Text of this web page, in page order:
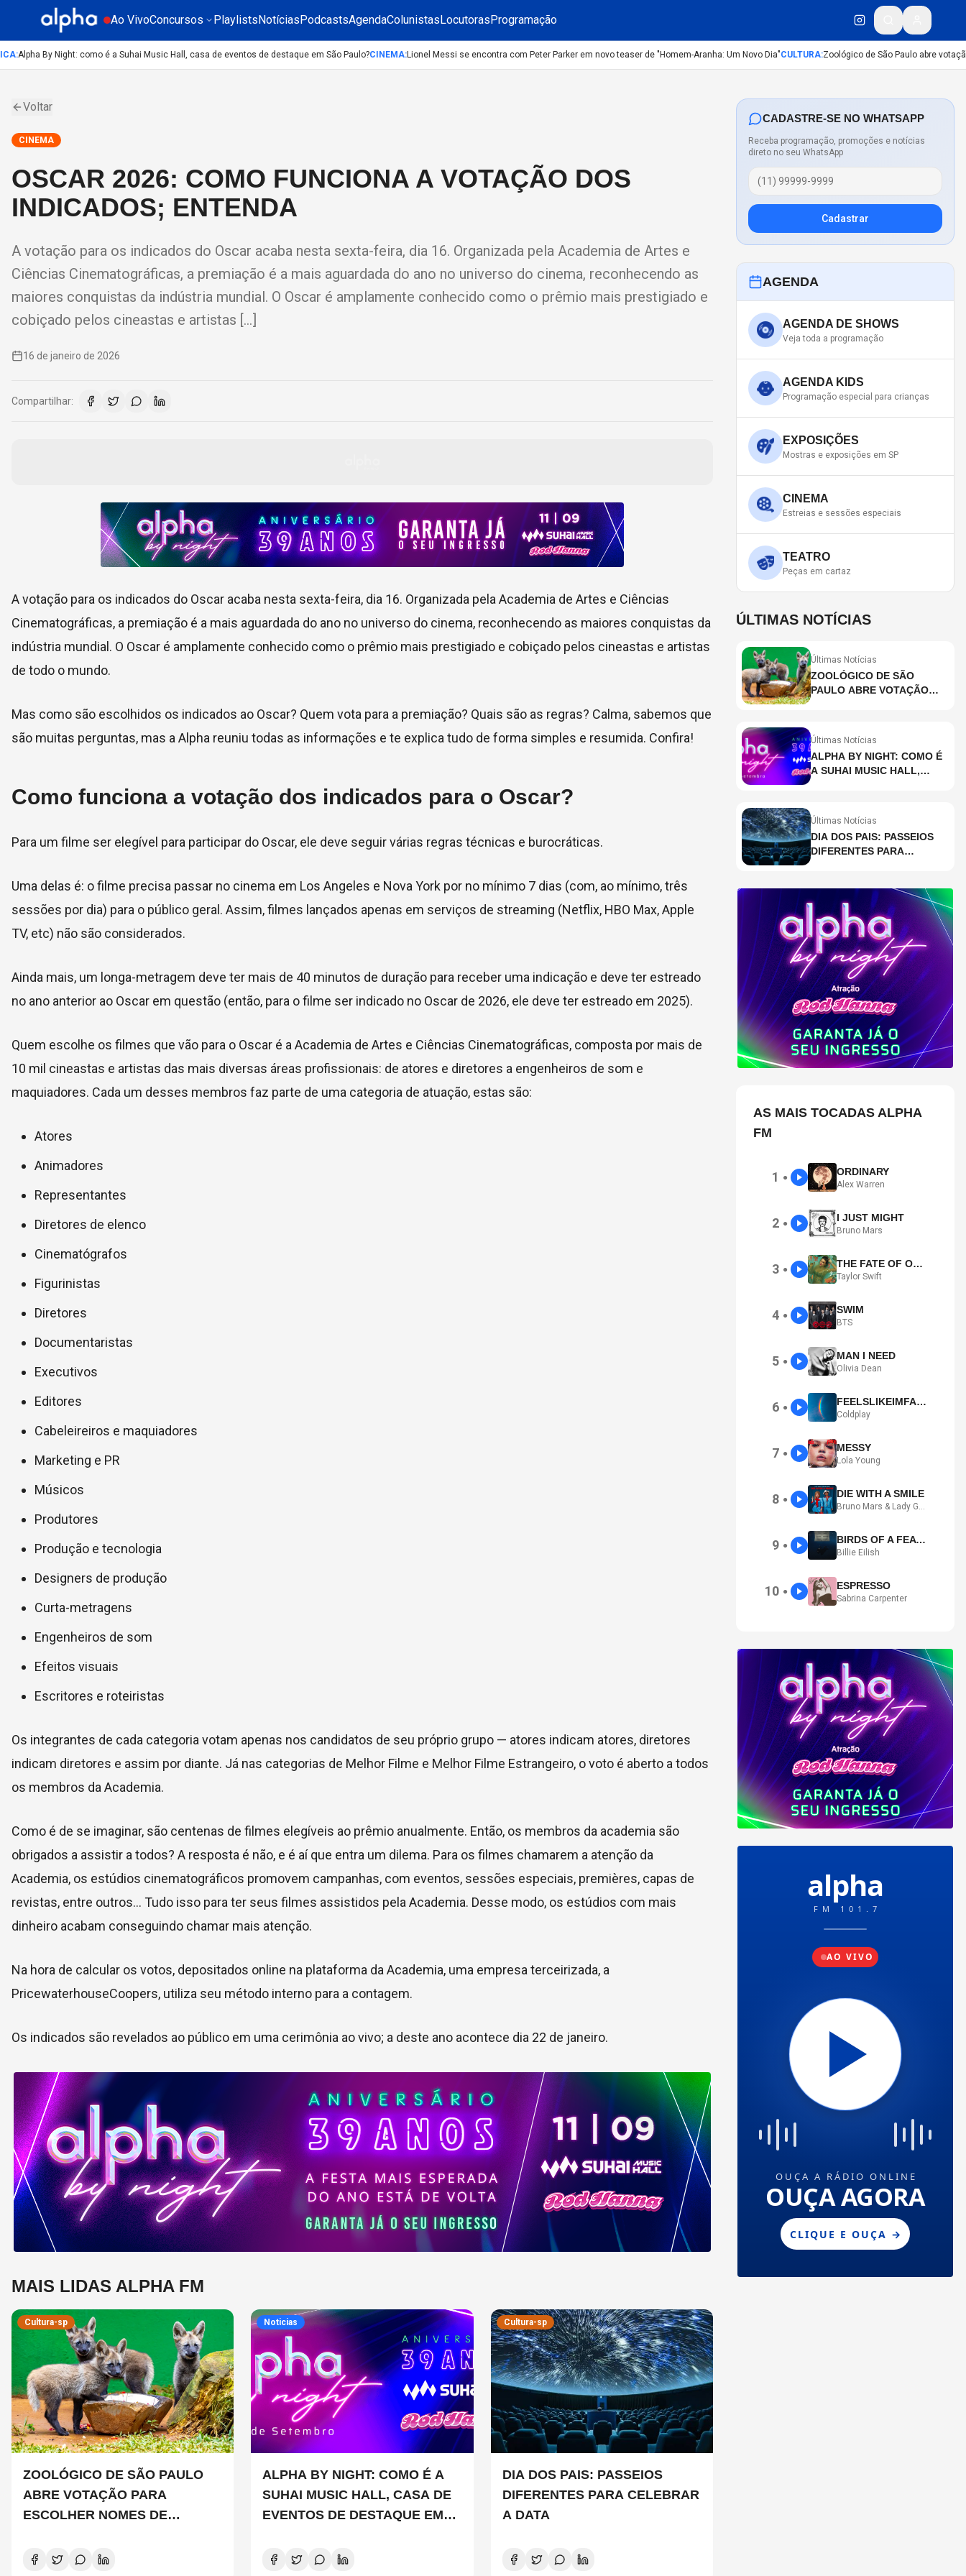
Ao VivoConcursos PlaylistsNotíciasPodcastsAgendaColunistasLocutorasProgramação
:Alpha By Night: como é a Suhai Music Hall, casa de eventos de destaque em São Paulo?CINEMA:Lionel Messi se encontra com Peter Parker em novo teaser de "Homem-Aranha: Um Novo Dia"CULTURA:Zoológico de São Paulo abre votação
Voltar
CINEMA
OSCAR 2026: COMO FUNCIONA A VOTAÇÃO DOS
INDICADOS; ENTENDA
A votação para os indicados do Oscar acaba nesta sexta-feira, dia 16. Organizada pela Academia de Artes e
Ciências Cinematográficas, a premiação é a mais aguardada do ano no universo do cinema, reconhecendo as
maiores conquistas da indústria mundial. O Oscar é amplamente conhecido como o prêmio mais prestigiado e
cobiçado pelos cineastas e artistas […]
16 de janeiro de 2026
Compartilhar:
A votação para os indicados do Oscar acaba nesta sexta-feira, dia 16. Organizada pela Academia de Artes e Ciências
Cinematográficas, a premiação é a mais aguardada do ano no universo do cinema, reconhecendo as maiores conquistas da
indústria mundial. O Oscar é amplamente conhecido como o prêmio mais prestigiado e cobiçado pelos cineastas e artistas
de todo o mundo.
Mas como são escolhidos os indicados ao Oscar? Quem vota para a premiação? Quais são as regras? Calma, sabemos que
são muitas perguntas, mas a Alpha reuniu todas as informações e te explica tudo de forma simples e resumida. Confira!
Como funciona a votação dos indicados para o Oscar?
Para um filme ser elegível para participar do Oscar, ele deve seguir várias regras técnicas e burocráticas.
Uma delas é: o filme precisa passar no cinema em Los Angeles e Nova York por no mínimo 7 dias (com, ao mínimo, três
sessões por dia) para o público geral. Assim, filmes lançados apenas em serviços de streaming (Netflix, HBO Max, Apple
TV, etc) não são considerados.
Ainda mais, um longa-metragem deve ter mais de 40 minutos de duração para receber uma indicação e deve ter estreado
no ano anterior ao Oscar em questão (então, para o filme ser indicado no Oscar de 2026, ele deve ter estreado em 2025).
Quem escolhe os filmes que vão para o Oscar é a Academia de Artes e Ciências Cinematográficas, composta por mais de
10 mil cineastas e artistas das mais diversas áreas profissionais: de atores e diretores a engenheiros de som e
maquiadores. Cada um desses membros faz parte de uma categoria de atuação, estas são:
Atores
Animadores
Representantes
Diretores de elenco
Cinematógrafos
Figurinistas
Diretores
Documentaristas
Executivos
Editores
Cabeleireiros e maquiadores
Marketing e PR
Músicos
Produtores
Produção e tecnologia
Designers de produção
Curta-metragens
Engenheiros de som
Efeitos visuais
Escritores e roteiristas
Os integrantes de cada categoria votam apenas nos candidatos de seu próprio grupo — atores indicam atores, diretores
indicam diretores e assim por diante. Já nas categorias de Melhor Filme e Melhor Filme Estrangeiro, o voto é aberto a todos
os membros da Academia.
Como é de se imaginar, são centenas de filmes elegíveis ao prêmio anualmente. Então, os membros da academia são
obrigados a assistir a todos? A resposta é não, e é aí que entra um dilema. Para os filmes chamarem a atenção da
Academia, os estúdios cinematográficos promovem campanhas, com eventos, sessões especiais, premières, capas de
revistas, entre outros… Tudo isso para ter seus filmes assistidos pela Academia. Desse modo, os estúdios com mais
dinheiro acabam conseguindo chamar mais atenção.
Na hora de calcular os votos, depositados online na plataforma da Academia, uma empresa terceirizada, a
PricewaterhouseCoopers, utiliza seu método interno para a contagem.
Os indicados são revelados ao público em uma cerimônia ao vivo; a deste ano acontece dia 22 de janeiro.
MAIS LIDAS ALPHA FM
Cultura-sp
ZOOLÓGICO DE SÃO PAULO
ABRE VOTAÇÃO PARA
ESCOLHER NOMES DE
Noticias
ALPHA BY NIGHT: COMO É A
SUHAI MUSIC HALL, CASA DE
EVENTOS DE DESTAQUE EM
Cultura-sp
DIA DOS PAIS: PASSEIOS
DIFERENTES PARA CELEBRAR
A DATA
CADASTRE-SE NO WHATSAPP
Receba programação, promoções e notícias
direto no seu WhatsApp
Cadastrar
AGENDA
AGENDA DE SHOWS
Veja toda a programação
AGENDA KIDS
Programação especial para crianças
EXPOSIÇÕES
Mostras e exposições em SP
CINEMA
Estreias e sessões especiais
TEATRO
Peças em cartaz
ÚLTIMAS NOTÍCIAS
Últimas Notícias
ZOOLÓGICO DE SÃO
PAULO ABRE VOTAÇÃO
GUARÁ
Últimas Notícias
ALPHA BY NIGHT: COMO É
A SUHAI MUSIC HALL,
PAULO?
Últimas Notícias
DIA DOS PAIS: PASSEIOS
DIFERENTES PARA
AS MAIS TOCADAS ALPHA
FM
1 ● ORDINARY
Alex Warren
2 ● I JUST MIGHT
Bruno Mars
3 ● THE FATE OF OPHELIA
Taylor Swift
4 ● SWIM
BTS
5 ● MAN I NEED
Olivia Dean
6 ● FEELSLIKEIMFALLINGINLOVE
Coldplay
7 ● MESSY
Lola Young
8 ● DIE WITH A SMILE
Bruno Mars & Lady Gaga
9 ● BIRDS OF A FEATHER
Billie Eilish
10 ● ESPRESSO
Sabrina Carpenter